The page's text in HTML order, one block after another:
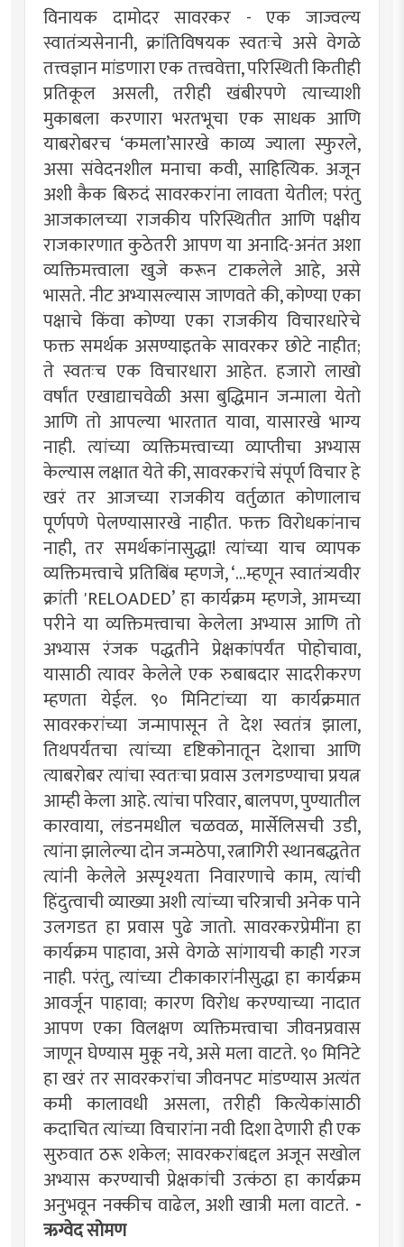
विनायक दामोदर सावरकर - एक जाज्वल्य
स्वातंत्र्यसेनानी, क्रांतिविषयक स्वतःचे असे वेगळे
तत्त्वज्ञान मांडणारा एक तत्त्ववेत्ता, परिस्थिती कितीही
प्रतिकूल असली, तरीही खंबीरपणे त्याच्याशी
मुकाबला करणारा भरतभूचा एक साधक आणि
याबरोबरच ‘कमला’सारखे काव्य ज्याला स्फुरले,
असा संवेदनशील मनाचा कवी, साहित्यिक. अजून
अशी कैक बिरुदं सावरकरांना लावता येतील; परंतु
आजकालच्या राजकीय परिस्थितीत आणि पक्षीय
राजकारणात कुठेतरी आपण या अनादि-अनंत अशा
व्यक्तिमत्त्वाला खुजे करून टाकलेले आहे, असे
भासते. नीट अभ्यासल्यास जाणवते की, कोण्या एका
पक्षाचे किंवा कोण्या एका राजकीय विचारधारेचे
फक्त समर्थक असण्याइतके सावरकर छोटे नाहीत;
ते स्वतःच एक विचारधारा आहेत. हजारो लाखो
वर्षांत एखाद्याचवेळी असा बुद्धिमान जन्माला येतो
आणि तो आपल्या भारतात यावा, यासारखे भाग्य
नाही. त्यांच्या व्यक्तिमत्त्वाच्या व्याप्तीचा अभ्यास
केल्यास लक्षात येते की, सावरकरांचे संपूर्ण विचार हे
खरं तर आजच्या राजकीय वर्तुळात कोणालाच
पूर्णपणे पेलण्यासारखे नाहीत. फक्त विरोधकांनाच
नाही, तर समर्थकांनासुद्धा! त्यांच्या याच व्यापक
व्यक्तिमत्त्वाचे प्रतिबिंब म्हणजे, ‘...म्हणून स्वातंत्र्यवीर
क्रांती 'RELOADED’ हा कार्यक्रम म्हणजे, आमच्या
परीने या व्यक्तिमत्त्वाचा केलेला अभ्यास आणि तो
अभ्यास रंजक पद्धतीने प्रेक्षकांपर्यंत पोहोचावा,
यासाठी त्यावर केलेले एक रुबाबदार सादरीकरण
म्हणता येईल. ९० मिनिटांच्या या कार्यक्रमात
सावरकरांच्या जन्मापासून ते देश स्वतंत्र झाला,
तिथपर्यंतचा त्यांच्या दृष्टिकोनातून देशाचा आणि
त्याबरोबर त्यांचा स्वतःचा प्रवास उलगडण्याचा प्रयत्न
आम्ही केला आहे. त्यांचा परिवार, बालपण, पुण्यातील
कारवाया, लंडनमधील चळवळ, मार्सेलिसची उडी,
त्यांना झालेल्या दोन जन्मठेपा, रत्नागिरी स्थानबद्धतेत
त्यांनी केलेले अस्पृश्यता निवारणाचे काम, त्यांची
हिंदुत्वाची व्याख्या अशी त्यांच्या चरित्राची अनेक पाने
उलगडत हा प्रवास पुढे जातो. सावरकरप्रेमींना हा
कार्यक्रम पाहावा, असे वेगळे सांगायची काही गरज
नाही. परंतु, त्यांच्या टीकाकारांनीसुद्धा हा कार्यक्रम
आवर्जून पाहावा; कारण विरोध करण्याच्या नादात
आपण एका विलक्षण व्यक्तिमत्त्वाचा जीवनप्रवास
जाणून घेण्यास मुकू नये, असे मला वाटते. ९० मिनिटे
हा खरं तर सावरकरांचा जीवनपट मांडण्यास अत्यंत
कमी कालावधी असला, तरीही कित्येकांसाठी
कदाचित त्यांच्या विचारांना नवी दिशा देणारी ही एक
सुरुवात ठरू शकेल; सावरकरांबद्दल अजून सखोल
अभ्यास करण्याची प्रेक्षकांची उत्कंठा हा कार्यक्रम
अनुभवून नक्कीच वाढेल, अशी खात्री मला वाटते. -
ऋग्वेद सोमण